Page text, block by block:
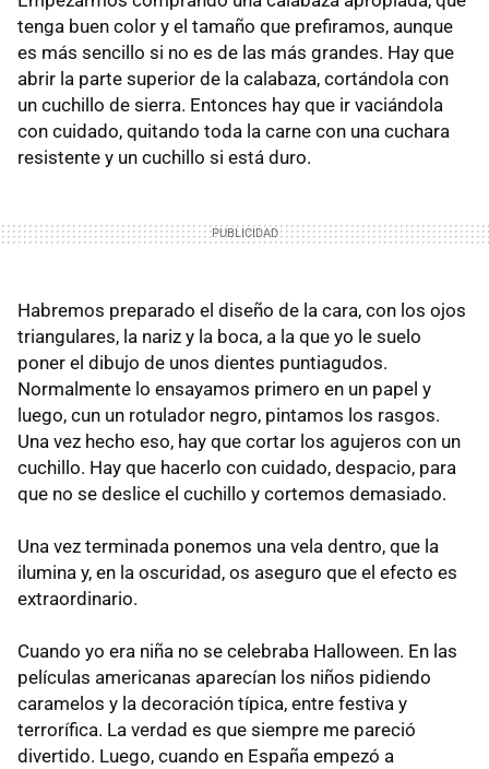
tenga buen color y el tamaño que prefiramos, aunque
es más sencillo si no es de las más grandes. Hay que
abrir la parte superior de la calabaza, cortándola con
un cuchillo de sierra. Entonces hay que ir vaciándola
con cuidado, quitando toda la carne con una cuchara
resistente y un cuchillo si está duro.
Habremos preparado el diseño de la cara, con los ojos
triangulares, la nariz y la boca, a la que yo le suelo
poner el dibujo de unos dientes puntiagudos.
Normalmente lo ensayamos primero en un papel y
luego, cun un rotulador negro, pintamos los rasgos.
Una vez hecho eso, hay que cortar los agujeros con un
cuchillo. Hay que hacerlo con cuidado, despacio, para
que no se deslice el cuchillo y cortemos demasiado.
Una vez terminada ponemos una vela dentro, que la
ilumina y, en la oscuridad, os aseguro que el efecto es
extraordinario.
Cuando yo era niña no se celebraba Halloween. En las
películas americanas aparecían los niños pidiendo
caramelos y la decoración típica, entre festiva y
terrorífica. La verdad es que siempre me pareció
divertido. Luego, cuando en España empezó a